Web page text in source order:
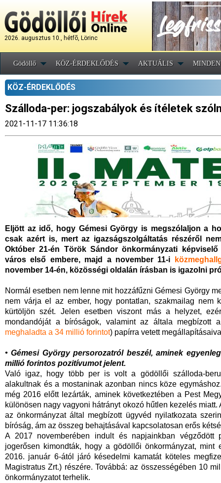
2026. augusztus 10., hétfõ, Lörinc
Gödöllő KÖZ-ÉRDEKLŐDÉS AKTUÁLIS
KÖZ-ÉRDEKLŐDÉS
Szálloda-per: jogszabályok és ítéletek
2021-11-17 11:36:18
Eljött az idő, hogy Gémesi György is megszólaljon a
csak azért is, mert az igazságszolgáltatás részéről
Október 21-én Török Sándor önkormányzati
város első embere, majd a november 11-i
november 14-én, közösségi oldalán írásban is igazolni
Normál esetben nem lenne mit hozzáfűzni Gémesi György
nem várja el az ember, hogy pontatlan, szakmailag nem
kürtöljön szét. Jelen esetben viszont más a helyzet,
mondandóját a bíróságok, valamint az általa megbízott
meghaladta a 34 millió forintot) papírra vetett
• Gémesi György persorozatról beszél, aminek
millió forintos pozitívumot jelent.
Való igaz, hogy több per is volt a gödöllői szálloda-
alakultnak és a mostaninak azonban nincs köze
még 2016 előtt lezárták, aminek következtében a Pest
különösen nagy vagyoni hátrányt okozó hűtlen kezelés
az önkormányzat által megbízott ügyvéd nyilatkozata
bíróság, ám az összeg behajtásával kapcsolatosan erős
A 2017 novemberében indult és napjainkban végződött
jogerősen kimondták, hogy a gödöllői önkormányzat,
2016. január 6-ától járó késedelmi kamatát köteles
Magistratus Zrt.) részére. Továbbá: az összességében 10
önkormányzatot terhelik.